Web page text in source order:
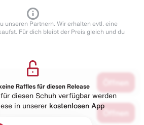
unseren Partnern. Wir erhalten evtl. eine
Für dich bleibt der Preis gleich und du
Raffles für diesen Release
diesen Schuh verfügbar werden
in unserer kostenlosen App